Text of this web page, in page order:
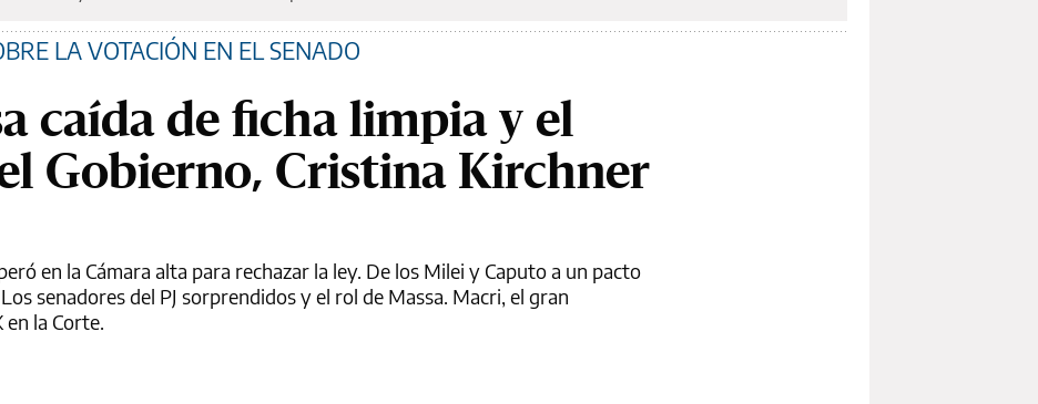
LA VOTACIÓN EN EL SENADO
caída de ficha limpia y el
Gobierno, Cristina Kirchner
en la Cámara alta para rechazar la ley. De los Milei y Caputo a un pacto
senadores del PJ sorprendidos y el rol de Massa. Macri, el gran
la Corte.